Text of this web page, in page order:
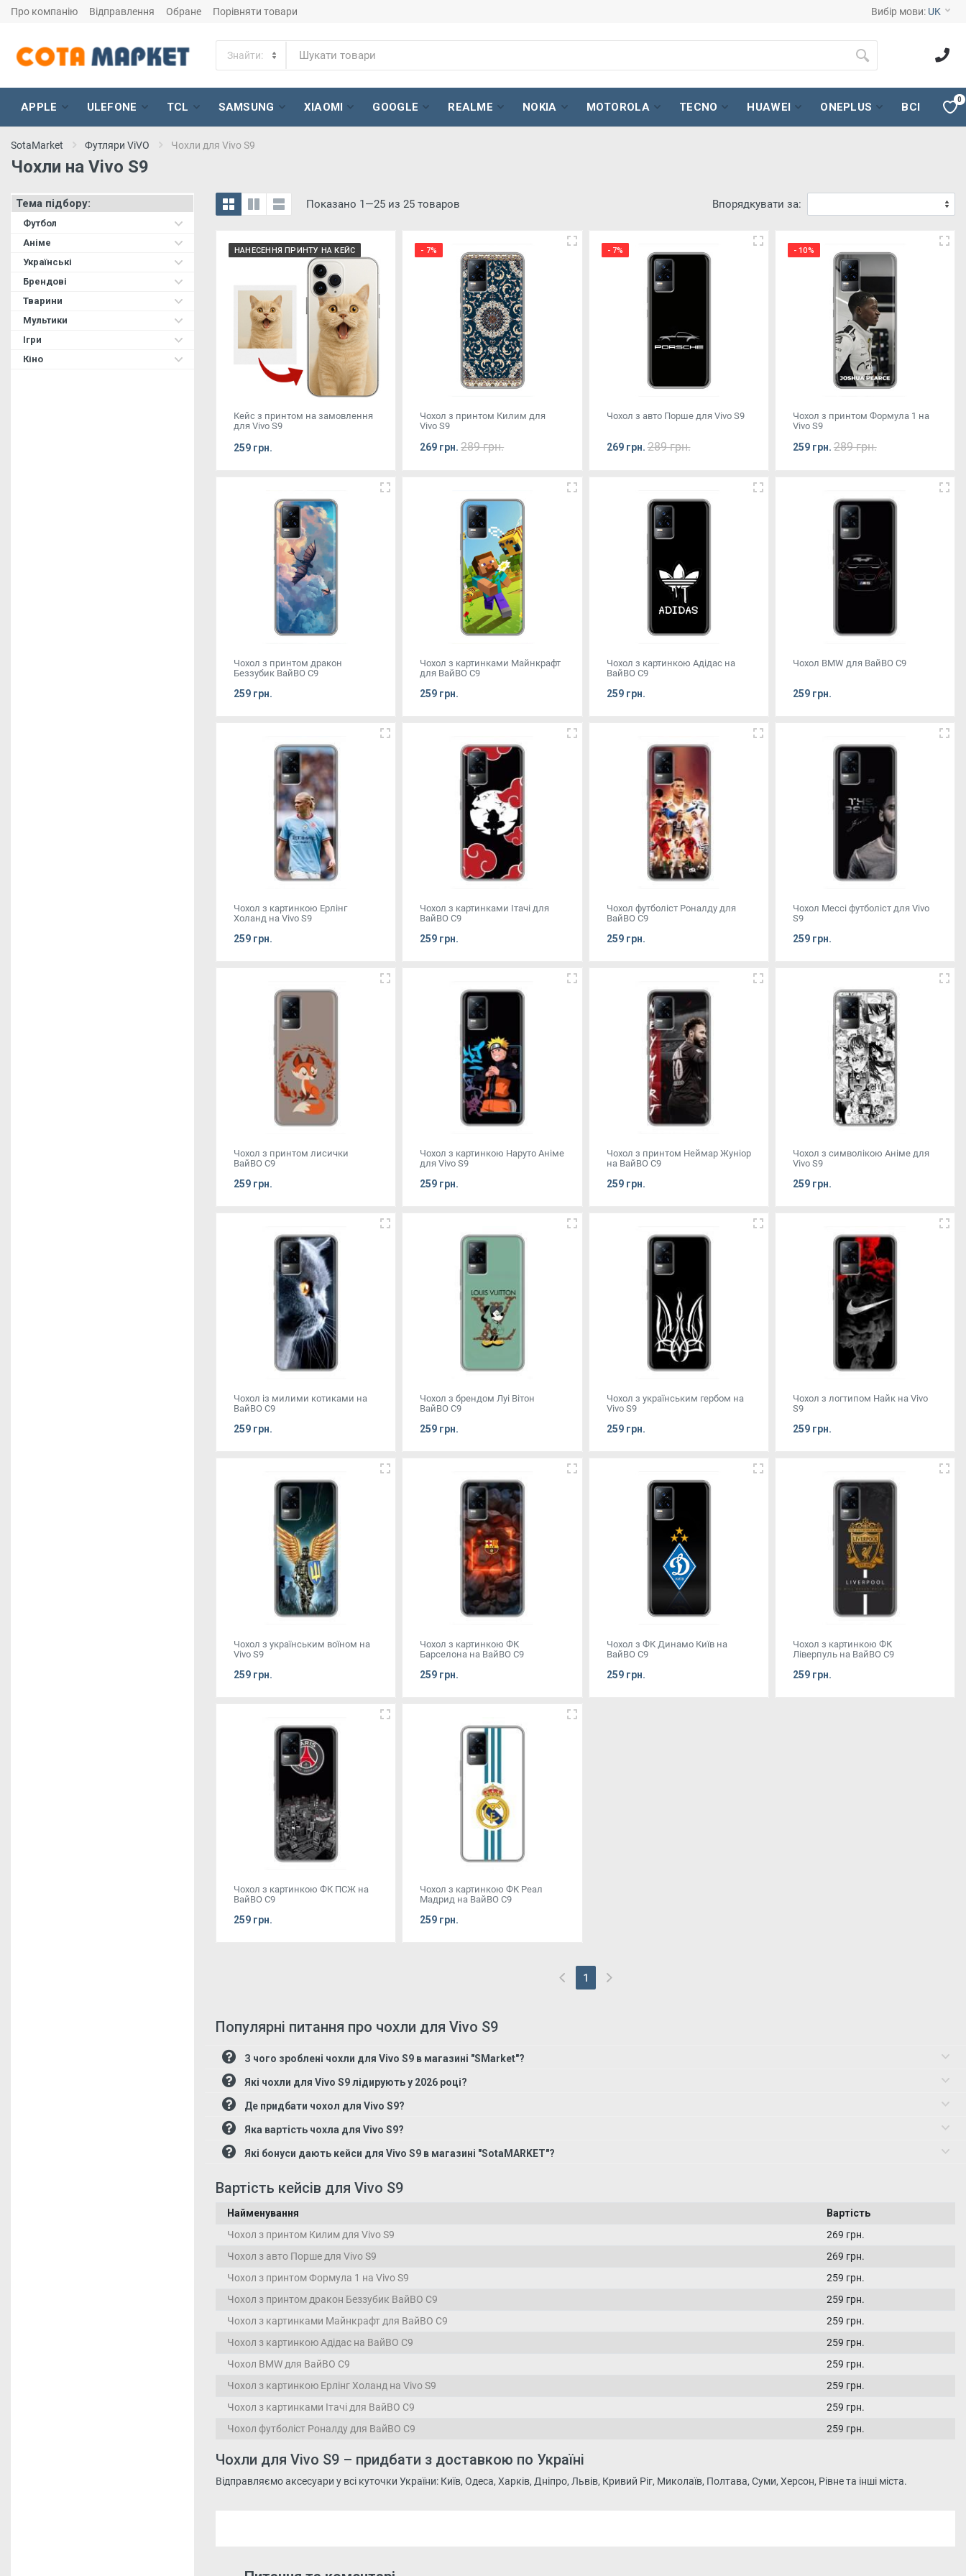
Про компанію Відправлення Обране Порівняти товари Вибір мови: UK
APPLE ULEFONE TCL SAMSUNG XIAOMI GOOGLE REALME NOKIA MOTOROLA TECNO HUAWEI ONEPLUS ВСІ
0
SotaMarket Футляри ViVO Чохли для Vivo S9
Чохли на Vivo S9
Тема підбору:
Футбол
Аніме
Українські
Брендові
Тварини
Мультики
Ігри
Кіно
Показано 1—25 из 25 товаров Впорядкувати за:
НАНЕСЕННЯ ПРИНТУ НА КЕЙС
Кейс з принтом на замовлення
для Vivo S9
259 грн.
- 7%
Чохол з принтом Килим для
Vivo S9
269 грн.289 грн.
- 7%
Чохол з авто Порше для Vivo S9
269 грн.289 грн.
- 10%
Чохол з принтом Формула 1 на
Vivo S9
259 грн. 289 грн.
Чохол з принтом дракон
Беззубик ВайВО С9
259 грн.
Чохол з картинками Майнкрафт
для ВайВО С9
259 грн.
Чохол з картинкою Адідас на
ВайВО С9
259 грн.
Чохол BMW для ВайВО С9
259 грн.
Чохол з картинкою Ерлінг
Холанд на Vivo S9
259 грн.
Чохол з картинками Ітачі для
ВайВО С9
259 грн.
Чохол футболіст Роналду для
ВайВО С9
259 грн.
Чохол Мессі футболіст для Vivo
S9
259 грн.
Чохол з принтом лисички
ВайВО С9
259 грн.
Чохол з картинкою Наруто Аніме
для Vivo S9
259 грн.
Чохол з принтом Неймар Жуніор
на ВайВО С9
259 грн.
Чохол з символікою Аніме для
Vivo S9
259 грн.
Чохол із милими котиками на
ВайВО С9
259 грн.
Чохол з брендом Луі Вітон
ВайВО С9
259 грн.
Чохол з українським гербом на
Vivo S9
259 грн.
Чохол з логтипом Найк на Vivo
S9
259 грн.
Чохол з українським воїном на
Vivo S9
259 грн.
Чохол з картинкою ФК
Барселона на ВайВО С9
259 грн.
Чохол з ФК Динамо Київ на
ВайВО С9
259 грн.
Чохол з картинкою ФК
Ліверпуль на ВайВО С9
259 грн.
Чохол з картинкою ФК ПСЖ на
ВайВО С9
259 грн.
Чохол з картинкою ФК Реал
Мадрид на ВайВО С9
259 грн.
1
(current)
Популярні питання про чохли для Vivo S9
З чого зроблені чохли для Vivo S9 в магазині "SMarket"?
Які чохли для Vivo S9 лідирують у 2026 році?
Де придбати чохол для Vivo S9?
Яка вартість чохла для Vivo S9?
Які бонуси дають кейси для Vivo S9 в магазині "SotaMARKET"?
Вартість кейсів для Vivo S9
Найменування
Вартість
Чохол з принтом Килим для Vivo S9
269 грн.
Чохол з авто Порше для Vivo S9
269 грн.
Чохол з принтом Формула 1 на Vivo S9
259 грн.
Чохол з принтом дракон Беззубик ВайВО С9
259 грн.
Чохол з картинками Майнкрафт для ВайВО С9
259 грн.
Чохол з картинкою Адідас на ВайВО С9
259 грн.
Чохол BMW для ВайВО С9
259 грн.
Чохол з картинкою Ерлінг Холанд на Vivo S9
259 грн.
Чохол з картинками Ітачі для ВайВО С9
259 грн.
Чохол футболіст Роналду для ВайВО С9
259 грн.
Чохли для Vivo S9 – придбати з доставкою по Україні
Відправляємо аксесуари у всі куточки України: Київ, Одеса, Харків, Дніпро, Львів, Кривий Ріг, Миколаїв, Полтава, Суми, Херсон, Рівне та інші міста.